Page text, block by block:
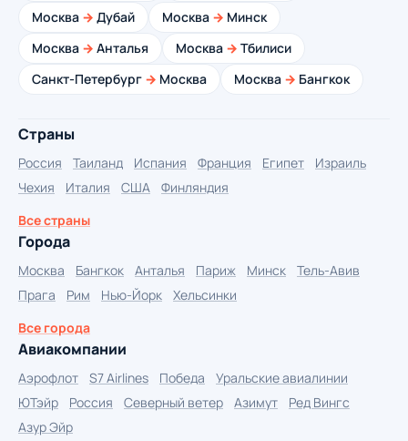
Москва → Дубай Москва → Минск
Москва → Анталья Москва → Тбилиси
Санкт-Петербург → Москва Москва → Бангкок
Страны
Россия Таиланд Испания Франция Египет
Израиль
Чехия
Италия США
Финляндия
Все страны
Города
Москва Бангкок Анталья Париж Минск
Тель-Авив
Прага
Рим Нью-Йорк
Хельсинки
Все города
Авиакомпании
Аэрофлот S7 Airlines Победа
Уральские авиалинии
ЮТэйр
Россия Северный ветер Азимут
Ред Вингс
Азур Эйр